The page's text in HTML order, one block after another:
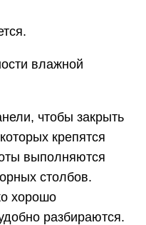
влажной
чтобы закрыть
крепятся
выполняются
столбов.
хорошо
разбираются.